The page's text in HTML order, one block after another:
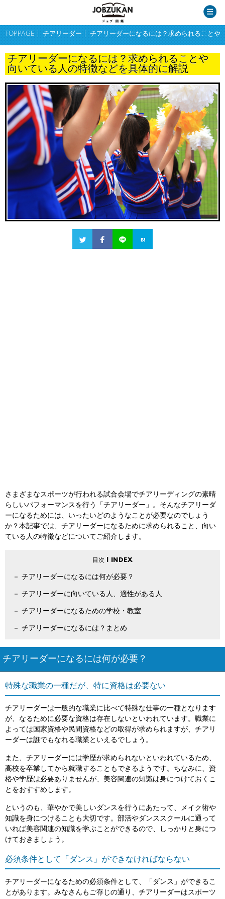
TOPPAGE チアリーダー チアリーダーになるには？求められることや
チアリーダーになるには？求められることや
向いている人の特徴などを具体的に解説
さまざまなスポーツが行われる試合会場でチアリーディングの素晴
らしいパフォーマンスを行う「チアリーダー」。そんなチアリーダ
ーになるためには、いったいどのようなことが必要なのでしょう
か？本記事では、チアリーダーになるために求められること、向い
ている人の特徴などについてご紹介します。
チアリーダーになるには何が必要？
チアリーダーに向いている人、適性がある人
チアリーダーになるための学校・教室
チアリーダーになるには？まとめ
チアリーダーになるには何が必要？
特殊な職業の一種だが、特に資格は必要ない
チアリーダーは一般的な職業に比べて特殊な仕事の一種となります
が、なるために必要な資格は存在しないといわれています。職業に
よっては国家資格や民間資格などの取得が求められますが、チアリ
ーダーは誰でもなれる職業といえるでしょう。
また、チアリーダーには学歴が求められないといわれているため、
高校を卒業してから就職することもできるようです。ちなみに、資
格や学歴は必要ありませんが、美容関連の知識は身につけておくこ
とをおすすめします。
というのも、華やかで美しいダンスを行うにあたって、メイク術や
知識を身につけることも大切です。部活やダンススクールに通って
いれば美容関連の知識を学ぶことができるので、しっかりと身につ
けておきましょう。
必須条件として「ダンス」ができなければならない
チアリーダーになるための必須条件として、「ダンス」ができるこ
とがあります。みなさんもご存じの通り、チアリーダーはスポーツ